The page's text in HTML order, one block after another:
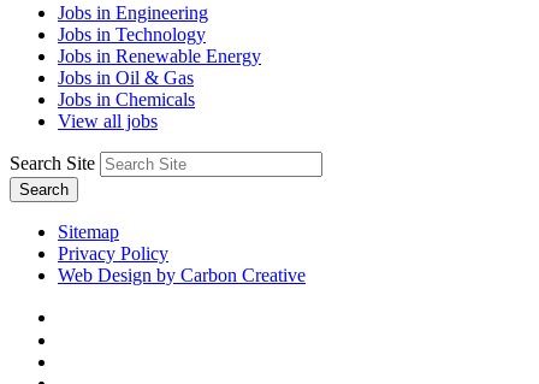
Jobs in Engineering
Jobs in Technology
Jobs in Renewable Energy
Jobs in Oil & Gas
Jobs in Chemicals
View all jobs
Search Site
Search
Sitemap
Privacy Policy
Web Design by Carbon Creative